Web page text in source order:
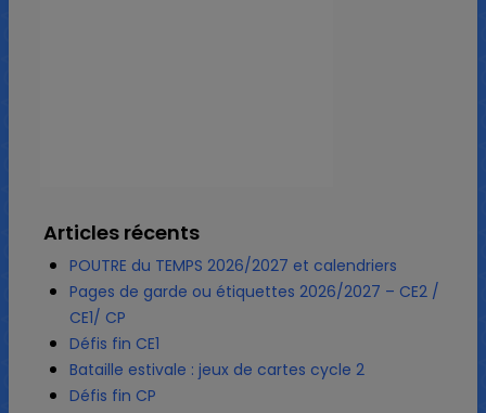
Articles récents
POUTRE du TEMPS 2026/2027 et calendriers
Pages de garde ou étiquettes 2026/2027 – CE2 /
CE1/ CP
Défis fin CE1
Bataille estivale : jeux de cartes cycle 2
Défis fin CP